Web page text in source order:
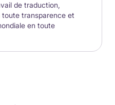
de traduction,
transparence et
en toute